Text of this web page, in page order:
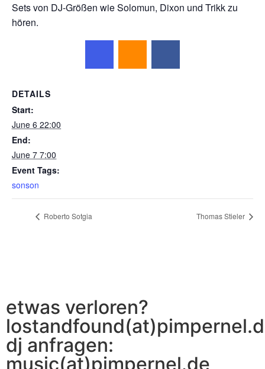
Sets von DJ-Größen wie Solomun, Dixon und Trikk zu
hören.
DETAILS
Start:
June 6 22:00
End:
June 7 7:00
Event Tags:
sonson
Roberto Sotgia Thomas Stieler
etwas verloren?
dj anfragen:
music(at)pimpernel.de